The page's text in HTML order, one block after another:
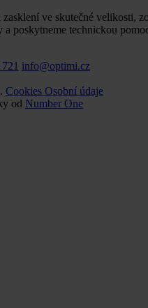
zasklení ve skutečné velikosti,
a poskytneme technickou
info@optimi.cz
Cookies Osobní údaje
od Number One